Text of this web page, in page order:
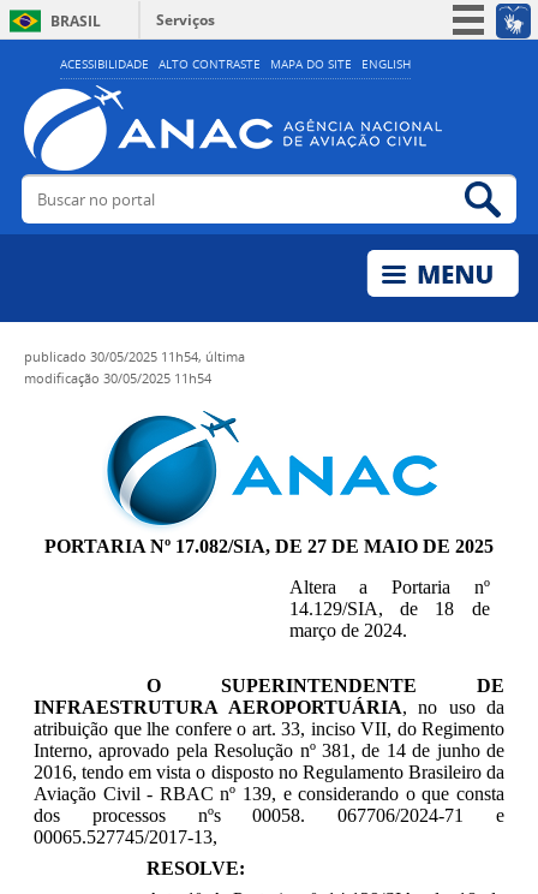
ACESSIBILIDADE ALTO CONTRASTE MAPA DO SITE ENGLISH
BRASIL
Serviços
Simplifique!
Acesso à informação
Legislação
Buscar no portal
publicado 30/05/2025 11h54, última
modificação 30/05/2025 11h54
PORTARIA Nº 17.082/SIA, DE 27 DE MAIO DE 2025
Altera a Portaria nº
14.129/SIA, de 18 de
março de 2024.
O SUPERINTENDENTE DE
INFRAESTRUTURA AEROPORTUÁRIA, no uso da
atribuição que lhe confere o art. 33, inciso VII, do Regimento
Interno, aprovado pela Resolução nº 381, de 14 de junho de
2016, tendo em vista o disposto no Regulamento Brasileiro da
Aviação Civil - RBAC nº 139, e considerando o que consta
dos processos nºs 00058. 067706/2024-71 e
00065.527745/2017-13,
RESOLVE: